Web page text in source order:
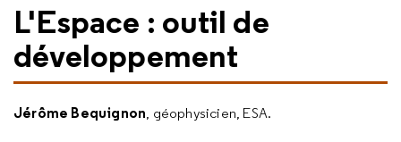
L'Espace : outil de
développement
Jérôme Bequignon, géophysicien, ESA.